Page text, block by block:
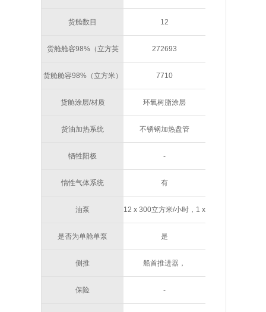
货舱数目 12
货舱舱容98%（立方英
尺）
272693
货舱舱容98%（立方米） 7710
货舱涂层/材质 环氧树脂涂层
货油加热系统 不锈钢加热盘管
牺牲阳极 -
惰性气体系统 有
油泵 12 x 300立方米/小时，1 x
1300立方米/小时，深井
离心泵
是否为单舱单泵 是
侧推 船首推进器，
350KW/475BHP
保险 -